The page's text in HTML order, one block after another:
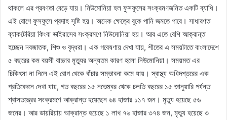
থাকলে এর প্রবণতা বেড়ে যায়। নিউমোনিয়া হল ফুসফুসের সংক্রমণজনিত একটি ব্যাধি।
এই রোগে ফুসফুসে প্রদাহ সৃষ্টি হয়। অনেক ক্ষেত্রে বুকে পানি জমতে পারে। সাধারণত
ব্যাকটেরিয়া কিংবা ভাইরাসের সংক্রমণে নিউমোনিয়া হয়। আর এতে বেশি আক্রান্ত
হচ্ছেন নবজাতক, শিশু ও বৃদ্ধরা। এক গবেষণায় দেখা যায়, শীতের এ সময়টাতে বাংলাদেশে
৫ বছরের কম বয়সী বাচ্চার মৃত্যুর অন্যতম কারণ হলো নিউমোনিয়া। সময়মত এর
চিকিৎসা না নিলে এই রোগ থেকে বাঁচার সম্ভাবনা কমে যায়। স্বাস্থ্য অধিদপ্তরের এক
প্রতিবেদনে দেখা যায়, গত বছরের ১৫ নভেম্বর থেকে চলতি বছরের ১৫ জানুয়ারি পর্যন্ত
শ্বাসতন্ত্রের সংক্রমণে আক্রান্ত হয়েছেন ৬৪ হাজার ১১৭ জন। মৃত্যু হয়েছে ৫৬
জনের। আর ডায়রিয়ায় আক্রান্ত হয়েছে ১ লাখ ৭৬ হাজার ৩৭৪ জন, মৃত্যু হয়েছে ৩